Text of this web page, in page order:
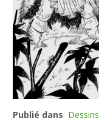
Publié dans Dessins